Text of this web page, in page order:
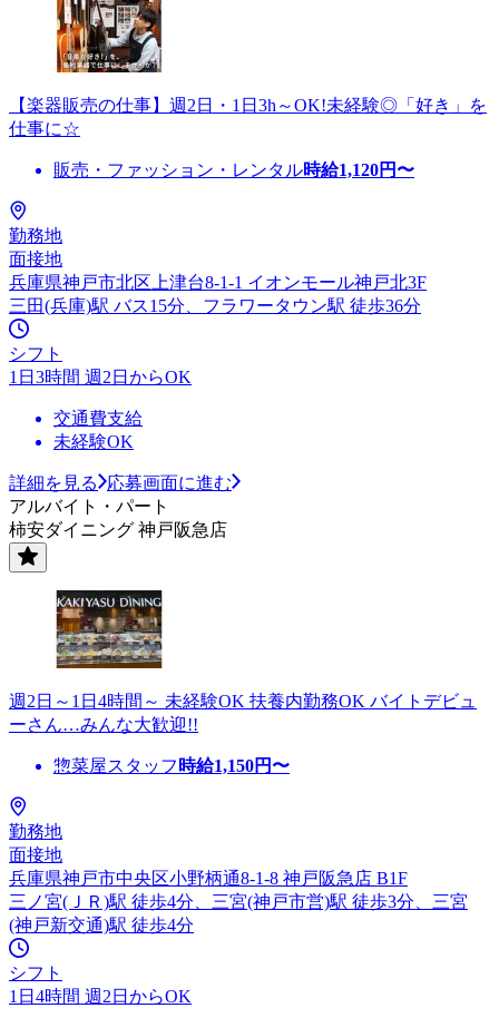
【楽器販売の仕事】週2日・1日3h～OK!未経験◎「好き」を
仕事に☆
販売・ファッション・レンタル時給1,120円〜
勤務地
面接地
兵庫県神戸市北区上津台8-1-1 イオンモール神戸北3F
三田(兵庫)駅 バス15分、フラワータウン駅 徒歩36分
シフト
1日3時間 週2日からOK
交通費支給
未経験OK
詳細を見る
応募画面に進む
アルバイト・パート
柿安ダイニング 神戸阪急店
週2日～1日4時間～ 未経験OK 扶養内勤務OK バイトデビュ
ーさん…みんな大歓迎!!
惣菜屋スタッフ 時給1,150円〜
勤務地
面接地
兵庫県神戸市中央区小野柄通8-1-8 神戸阪急店 B1F
三ノ宮(ＪＲ)駅 徒歩4分、三宮(神戸市営)駅 徒歩3分、三宮
(神戸新交通)駅 徒歩4分
シフト
1日4時間 週2日からOK